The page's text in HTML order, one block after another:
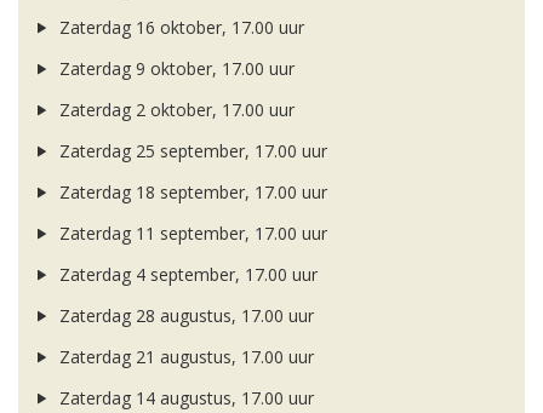
Zaterdag 16 oktober, 17.00 uur
Zaterdag 9 oktober, 17.00 uur
Zaterdag 2 oktober, 17.00 uur
Zaterdag 25 september, 17.00 uur
Zaterdag 18 september, 17.00 uur
Zaterdag 11 september, 17.00 uur
Zaterdag 4 september, 17.00 uur
Zaterdag 28 augustus, 17.00 uur
Zaterdag 21 augustus, 17.00 uur
Zaterdag 14 augustus, 17.00 uur